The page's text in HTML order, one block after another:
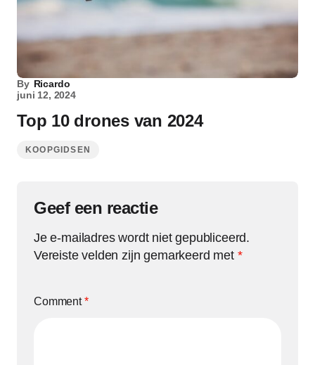
By Ricardo
juni 12, 2024
Top 10 drones van 2024
KOOPGIDSEN
Geef een reactie
Je e-mailadres wordt niet gepubliceerd.
Vereiste velden zijn gemarkeerd met *
Comment*